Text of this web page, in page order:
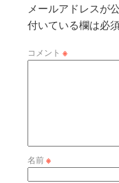
メールアドレスが
付いている欄は必
コメント ※
名前※